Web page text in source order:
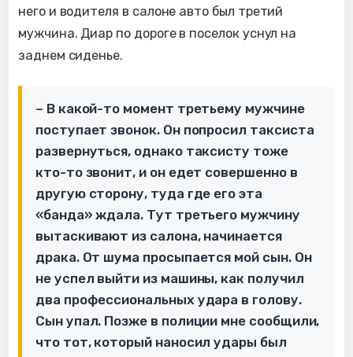
него и водителя в салоне авто был третий
мужчина. Диар по дороге в поселок уснул на
заднем сиденье.
– В какой-то момент третьему мужчине
поступает звонок. Он попросил таксиста
развернуться, однако таксисту тоже
кто-то звонит, и он едет совершенно в
другую сторону, туда где его эта
«банда» ждала. Тут третьего мужчину
вытаскивают из салона, начинается
драка. От шума просыпается мой сын. Он
не успел выйти из машины, как получил
два профессиональных удара в голову.
Сын упал. Позже в полиции мне сообщили,
что тот, который наносил удары был